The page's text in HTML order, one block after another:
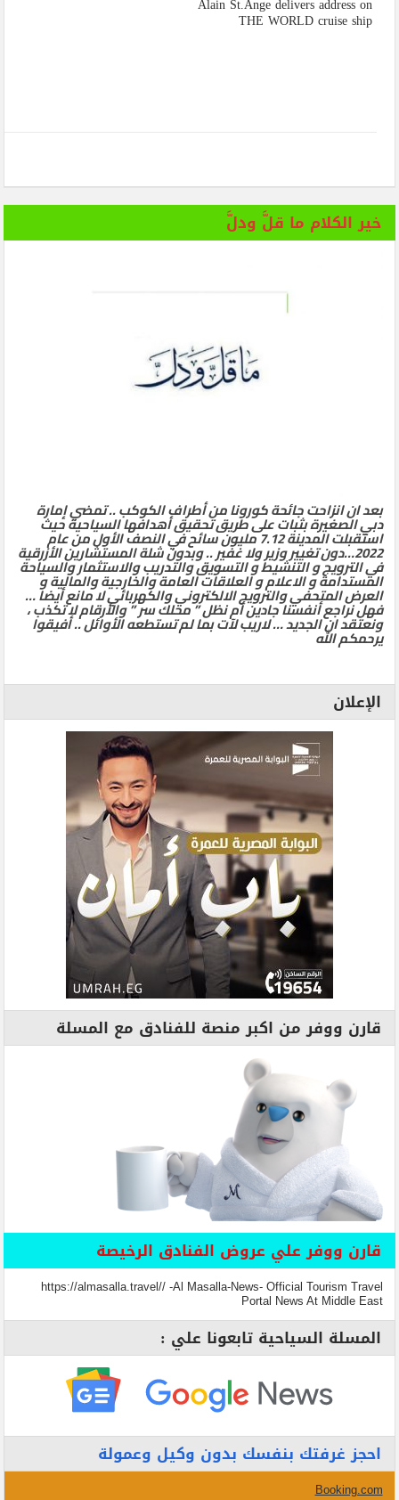
THE WORLD cruise ship
خير الكلام ما قلَّ ودلَّ
بعد ان انزاحت جائحة كورونا من أطراف الكوكب .. تمضي إمارة
دبي الصغيرة بثبات على طريق تحقيق أهدافها السياحية حيث
استقبلت المدينة 7.12 مليون سائح في النصف الأول من عام
2022…دون تغيير وزير ولا غفير .. وبدون شلة المستشارين الأزرقية
في الترويج و التنشيط و التسويق والتدريب والاستثمار والسياحة
المستدامة و الاعلام و العلاقات العامة والخارجية والمالية و
العرض المتحفي والترويج الالكتروني والكهربائي لا مانع أيضا …
فهل نراجع أنفسنا جادين أم نظل ” محلك سر ” والأرقام لا تكذب ،
ونعتقد ان الجديد … لاريب لآت بما لم تستطعه الأوائل .. أفيقوا
يرحمكم الله
الإعلان
قارن ووفر من اكبر منصة للفنادق مع المسلة
قارن ووفر علي عروض الفنادق الرخيصة
https://almasalla.travel// -Al Masalla-News- Official Tourism Travel
Portal News At Middle East
المسلة السياحية تابعونا علي :
احجز غرفتك بنفسك بدون وكيل وعمولة
Booking.com